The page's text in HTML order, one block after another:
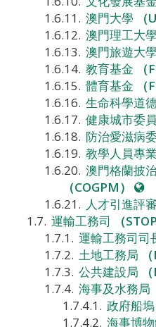
澳門大學 （
澳門理工大學
澳門旅遊大學
教育基金 （
體育基金
（
生命科學道
健康城市委
防治愛滋病
教學人員專
澳門格蘭披
（COGPM）
網
站
人才引進評
運輸工務司
（
運輸工務司司
土地工務局
公共建設局
海事及水務局
政府船塢
海事博